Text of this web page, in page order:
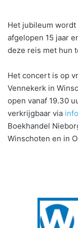
Het jubileum
afgelopen 15 jaar
deze reis met hun
Het concert is op
Vennekerk in
open vanaf 19.30
verkrijgbaar via
Boekhandel
Winschoten en in